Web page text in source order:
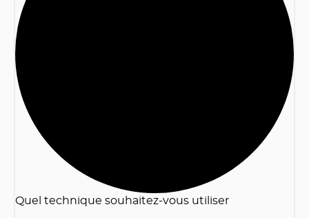
Quel technique souhaitez-vous utiliser